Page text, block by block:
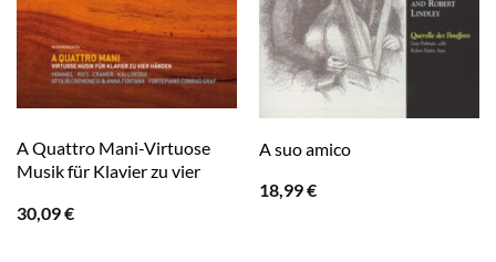
A Quattro Mani-Virtuose
Musik für Klavier zu vier
30,09€
A suo amico
18,99€